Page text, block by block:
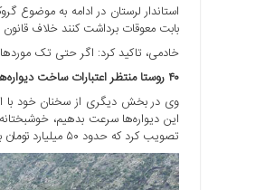
استاندار لرستان در ادامه به موضوع
بابت معوقات برداشت کنند خلاف
خادمی، تاکید کرد: اگر حتی تک
۴۰ روستا منتظر اعتبارات ساخت دیواره‌های حفاظتی
وی در بخش دیگری از سخنان خود با
این دیواره‌ها سرعت بدهیم،
تصویب کرد که حدود ۵۰ میلیارد تومان به استان لرستان برای احداث این دیواره‌های حفاظتی و لایروبی رودخانه‌ها اختصاص پیدا کرد.